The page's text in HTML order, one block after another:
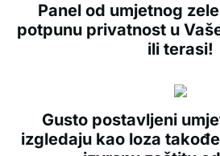
Panel od umjetnog
potpunu privatnost u
ili terasi!
Gusto postavljeni
izgledaju kao loza